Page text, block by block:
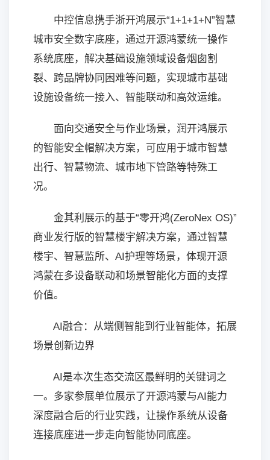
中控信息携手浙开鸿展示“1+1+1+N”智慧
城市安全数字底座，通过开源鸿蒙统一操作
系统底座，解决基础设施领域设备烟囱割
裂、跨品牌协同困难等问题，实现城市基础
设施设备统一接入、智能联动和高效运维。
面向交通安全与作业场景，润开鸿展示
的智能安全帽解决方案，可应用于城市智慧
出行、智慧物流、城市地下管路等特殊工
况。
金其利展示的基于“零开鸿(ZeroNex OS)”
商业发行版的智慧楼宇解决方案，通过智慧
楼宇、智慧监所、AI护理等场景，体现开源
鸿蒙在多设备联动和场景智能化方面的支撑
价值。
AI融合：从端侧智能到行业智能体，拓展
场景创新边界
AI是本次生态交流区最鲜明的关键词之
一。多家参展单位展示了开源鸿蒙与AI能力
深度融合后的行业实践，让操作系统从设备
连接底座进一步走向智能协同底座。